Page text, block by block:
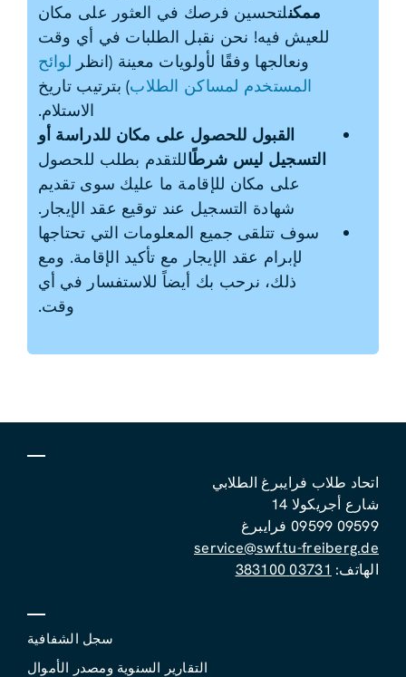
ممكنلتحسين فرصك في العثور على مكان
للعيش فيه! نحن نقبل الطلبات في أي وقت
ونعالجها وفقًا لأولويات معينة (انظر لوائح
المستخدم لمساكن الطلاب) بترتيب تاريخ
الاستلام.
القبول للحصول على مكان للدراسة أو
التسجيل ليس شرطًاللتقدم بطلب للحصول
على مكان للإقامة ما عليك سوى تقديم
شهادة التسجيل عند توقيع عقد الإيجار.
سوف تتلقى جميع المعلومات التي تحتاجها
لإبرام عقد الإيجار مع تأكيد الإقامة. ومع
ذلك، نرحب بك أيضاً للاستفسار في أي
وقت.
اتحاد طلاب فرايبرغ الطلابي
شارع أجريكولا 14
09599 09599 فرايبرغ
service@swf.tu-freiberg.de
الهاتف: 03731 383100
سجل الشفافية
التقارير السنوية ومصدر الأموال